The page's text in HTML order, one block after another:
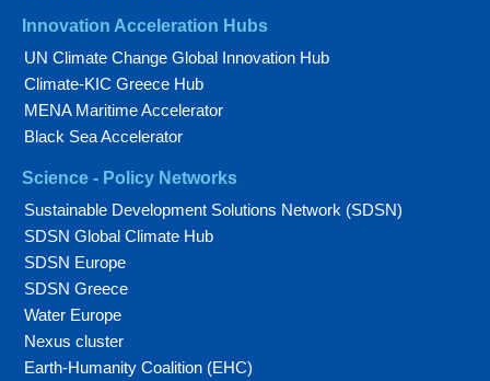
Innovation Acceleration Hubs
UN Climate Change Global Innovation Hub
Climate-KIC Greece Hub
MENA Maritime Accelerator
Black Sea Accelerator
Science - Policy Networks
Sustainable Development Solutions Network (SDSN)
SDSN Global Climate Hub
SDSN Europe
SDSN Greece
Water Europe
Nexus cluster
Earth-Humanity Coalition (EHC)